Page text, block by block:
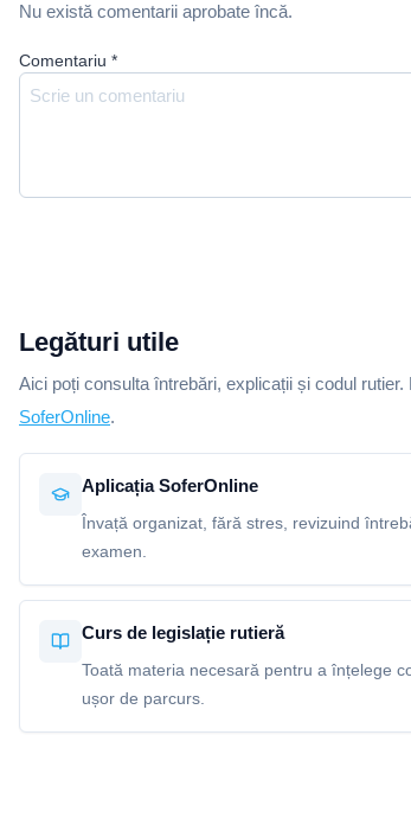
Nu există comentarii aprobate încă.
Comentariu *
Legături utile
Aici poți consulta întrebări, explicații și codul
SoferOnline.
Aplicația SoferOnline
Învață organizat, fără stres, revizuind
examen.
Curs de legislație rutieră
Toată materia necesară pentru a înțelege
ușor de parcurs.